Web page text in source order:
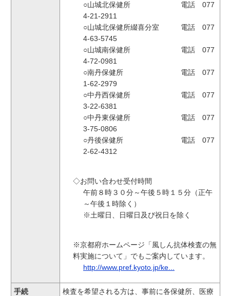
○山城北保健所 電話 077
4-21-2911
○山城北保健所綴喜分室 電話 077
4-63-5745
○山城南保健所 電話 077
4-72-0981
○南丹保健所 電話 077
1-62-2979
○中丹西保健所 電話 077
3-22-6381
○中丹東保健所 電話 077
3-75-0806
○丹後保健所 電話 077
2-62-4312
◇お問い合わせ受付時間
午前８時３０分～午後５時１５分（正午
～午後１時除く）
※土曜日、日曜日及び祝日を除く
※京都府ホームページ「風しん抗体検査の無
料実施について」でもご案内しています。
http://www.pref.kyoto.jp/ke...
手続
検査を希望される方は、事前に各保健所、医療